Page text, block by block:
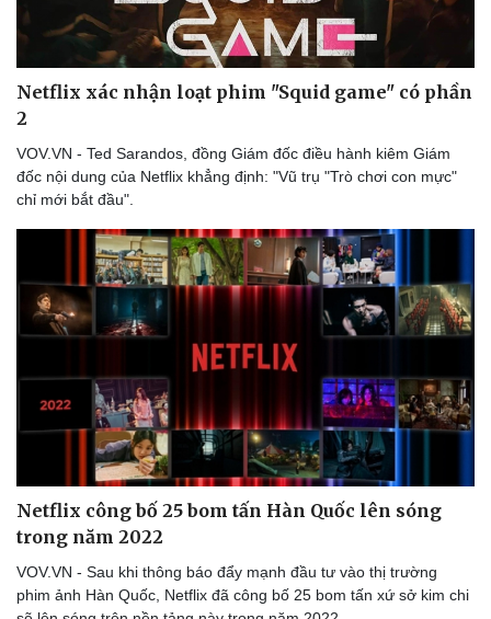
Netflix xác nhận loạt phim "Squid game" có phần
2
VOV.VN - Ted Sarandos, đồng Giám đốc điều hành kiêm Giám
đốc nội dung của Netflix khẳng định: "Vũ trụ "Trò chơi con mực"
chỉ mới bắt đầu".
Netflix công bố 25 bom tấn Hàn Quốc lên sóng
trong năm 2022
VOV.VN - Sau khi thông báo đẩy mạnh đầu tư vào thị trường
phim ảnh Hàn Quốc, Netflix đã công bố 25 bom tấn xứ sở kim chi